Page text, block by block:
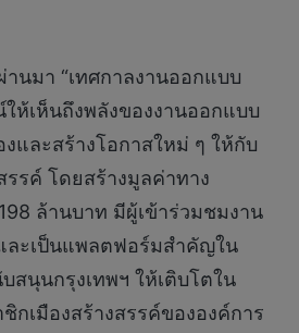
า “เทศกาลงานออกแบบ
ให้เห็นถึงพลังของงานออกแบบ
และสร้างโอกาสใหม่ ๆ ให้กับ
รค์ โดยสร้างมูลค่าทาง
ล้านบาท มีผู้เข้าร่วมชมงาน
ละเป็นแพลตฟอร์มสำคัญใน
สนุนกรุงเทพฯ ให้เติบโตใน
กเมืองสร้างสรรค์ขององค์การ